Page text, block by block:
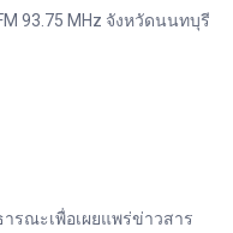
93.75 MHz จังหวัดนนทบุรี
รณะเพื่อเผยแพร่ข่าวสาร